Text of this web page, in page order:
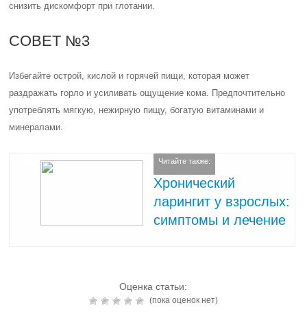
снизить дискомфорт при глотании.
СОВЕТ №3
Избегайте острой, кислой и горячей пищи, которая может
раздражать горло и усиливать ощущение кома. Предпочтительно
употреблять мягкую, нежирную пищу, богатую витаминами и
минералами.
Читайте также:
Хронический
ларингит у взрослых:
симптомы и лечение
Оценка статьи:
(пока оценок нет)